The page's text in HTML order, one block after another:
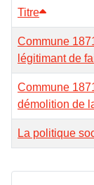
Titre
Commune
légitimant de
Commune
démolition de
La politique